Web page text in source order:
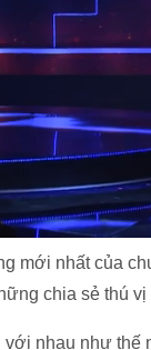
mới nhất của
chia sẻ thú
nhau như thế